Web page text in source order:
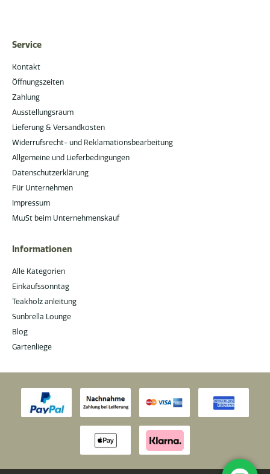
Service
Kontakt
Öffnungszeiten
Zahlung
Ausstellungsraum
Lieferung & Versandkosten
Widerrufsrecht- und Reklamationsbearbeitung
Allgemeine und Lieferbedingungen
Datenschutzerklärung
Für Unternehmen
Impressum
MwSt beim Unternehmenskauf
Informationen
Alle Kategorien
Einkaufssonntag
Teakholz anleitung
Sunbrella Lounge
Blog
Gartenliege